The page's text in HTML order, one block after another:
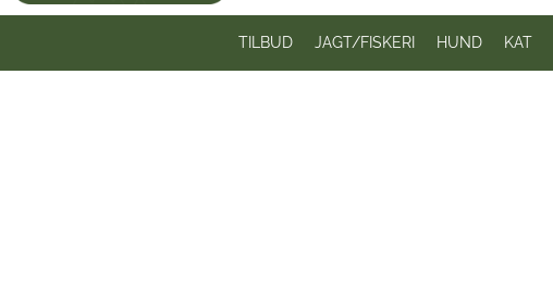
TILBUD JAGT/FISKERI HUND KAT